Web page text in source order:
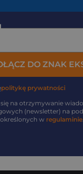
DO ZNAK
politykę prywatności
na otrzymywanie
(newsletter) na
w regulaminie